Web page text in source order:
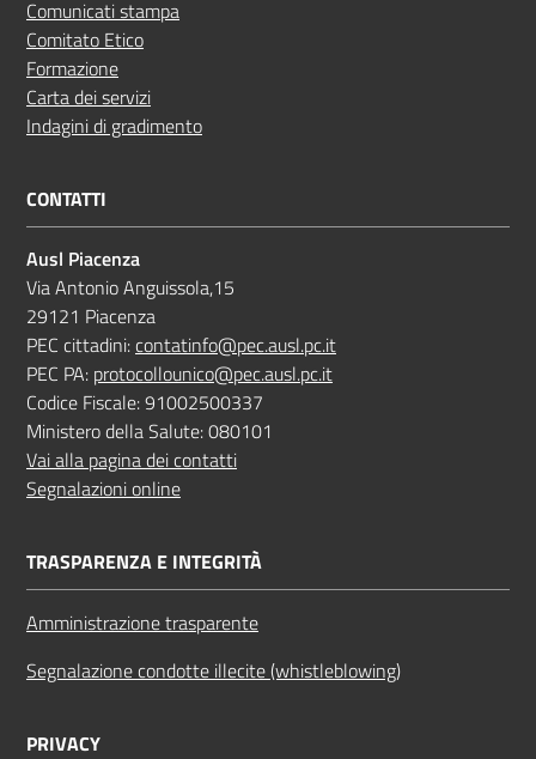
Comunicati stampa
Comitato Etico
Formazione
Carta dei servizi
Indagini di gradimento
CONTATTI
Ausl Piacenza
Via Antonio Anguissola,15
29121 Piacenza
PEC cittadini:contatinfo@pec.ausl.pc.it
PEC PA: protocollounico@pec.ausl.pc.it
Codice Fiscale: 91002500337
Ministero della Salute: 080101
Vai alla pagina dei contatti
Segnalazioni online
TRASPARENZA E INTEGRITÀ
Amministrazione trasparente
Segnalazione condotte illecite (whistleblowing)
PRIVACY